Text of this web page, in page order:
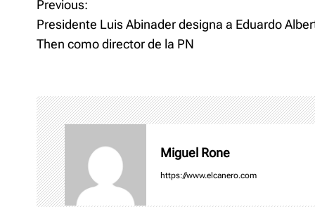
o
w
)
d
o
w
)
P
o
t
n
a
v
Previous:
Presidente Luis Abinader designa a Eduardo
Then como director de la PN
Miguel Rone
https://www.elcanero.com